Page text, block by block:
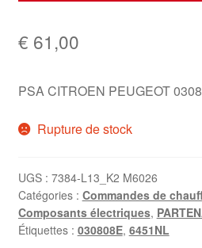
€ 61,00
PSA CITROEN PEUGEOT
Rupture de stock
UGS : 7384-L13_K2 M6026
Catégories : Commandes de
Composants électriques,
Étiquettes : 030808E, 6451NL